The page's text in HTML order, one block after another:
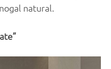
natural.